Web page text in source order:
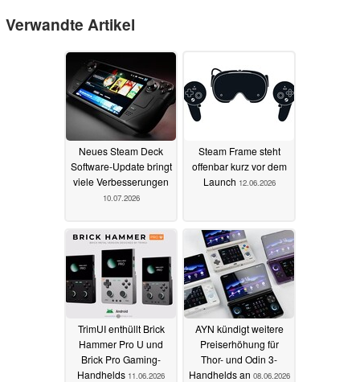
Verwandte Artikel
Neues Steam Deck
Software-Update bringt
viele Verbesserungen
10.07.2026
Steam Frame steht
offenbar kurz vor dem
Launch 12.06.2026
TrimUI enthüllt Brick
Hammer Pro U und
Brick Pro Gaming-
Handhelds 11.06.2026
AYN kündigt weitere
Preiserhöhung für
Thor- und Odin 3-
Handhelds an 08.06.2026